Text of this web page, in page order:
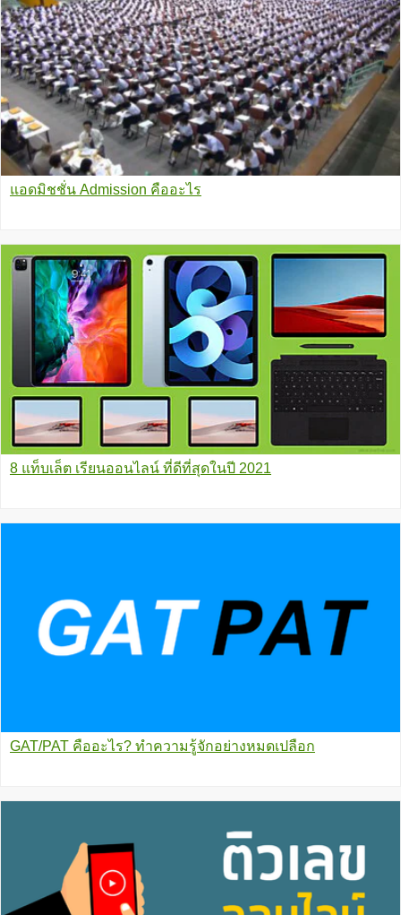
แอดมิชชั่น Admission คืออะไร
8 แท็บเล็ต เรียนออนไลน์ ที่ดีที่สุดในปี 2021
GAT/PAT คืออะไร? ทำความรู้จักอย่างหมดเปลือก